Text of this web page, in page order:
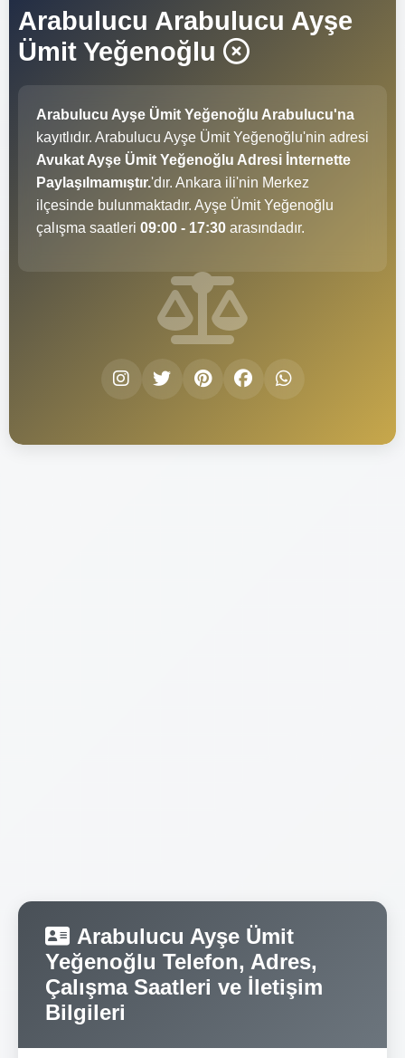
Arabulucu Arabulucu Ayşe
Ümit Yeğenoğlu
Arabulucu Ayşe Ümit Yeğenoğlu Arabulucu'na
kayıtlıdır. Arabulucu Ayşe Ümit Yeğenoğlu'nin adresi
Avukat Ayşe Ümit Yeğenoğlu Adresi İnternette
Paylaşılmamıştır.'dır. Ankara ili'nin Merkez
ilçesinde bulunmaktadır. Ayşe Ümit Yeğenoğlu
çalışma saatleri 09:00 - 17:30 arasındadır.
Arabulucu Ayşe Ümit
Yeğenoğlu Telefon, Adres,
Çalışma Saatleri ve İletişim
Bilgileri